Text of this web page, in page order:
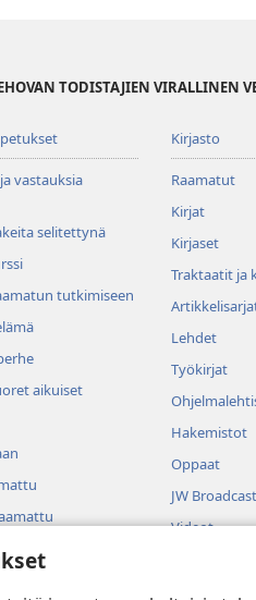
TODISTAJIEN VIRALLINEN
vastauksia
selitettynä
tutkimiseen
aikuiset
Kirjasto
Raamatut
Kirjat
Kirjaset
Traktaatit ja
Lehdet
Työkirjat
Hakemistot
Oppaat
JW
Videot